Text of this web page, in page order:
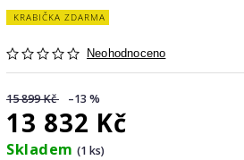
KRABIČKA ZDARMA
Neohodnoceno
15 899 Kč –13 %
13 832 Kč
Skladem (1 ks)